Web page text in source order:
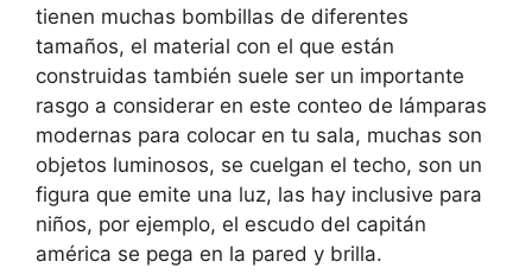
tienen muchas bombillas de diferentes
tamaños, el material con el que están
construidas también suele ser un importante
rasgo a considerar en este conteo de lámparas
modernas para colocar en tu sala, muchas son
objetos luminosos, se cuelgan el techo, son un
figura que emite una luz, las hay inclusive para
niños, por ejemplo, el escudo del capitán
américa se pega en la pared y brilla.